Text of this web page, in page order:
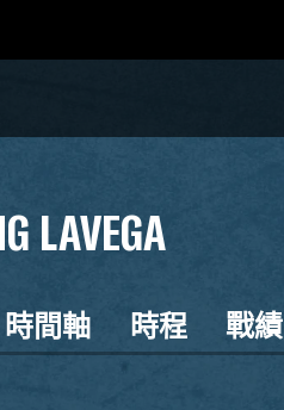
LAVEGA
時間軸 時程 戰績